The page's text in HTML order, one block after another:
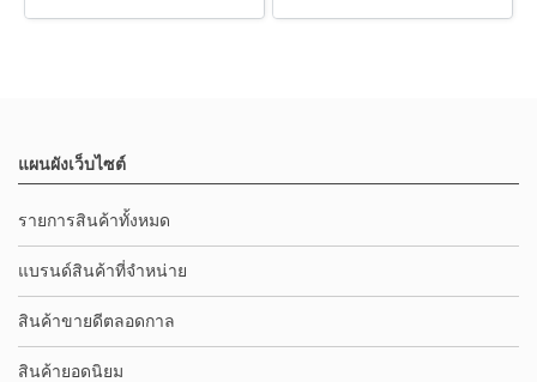
แผนผังเว็บไซต์
รายการสินค้าทั้งหมด
แบรนด์สินค้าที่จำหน่าย
สินค้าขายดีตลอดกาล
สินค้ายอดนิยม